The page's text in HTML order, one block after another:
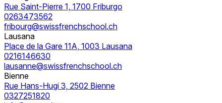
Rue Saint-Pierre 1, 1700 Friburgo
0263473562
fribourg@swissfrenchschool.ch
Lausana
Place de la Gare 11A, 1003 Lausana
0216146630
lausanne@swissfrenchschool.ch
Bienne
Rue Hans-Hugi 3, 2502 Bienne
0327251820